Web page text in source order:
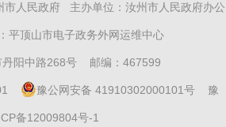
市人民政府 主办单位：汝州市人民政府办公
平顶山市电子政务外网运维中心
丹阳中路268号 邮编：467599
豫公网安备 41910302000101号 豫
备12009804号-1